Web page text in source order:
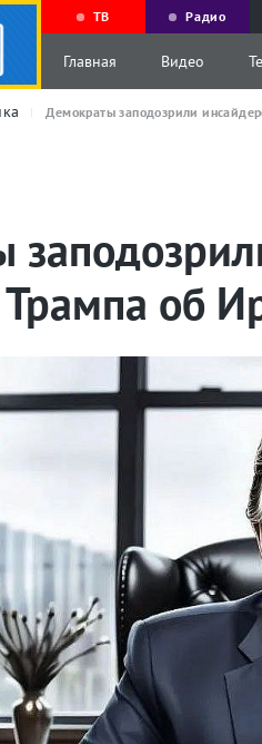
ТВ Радио
Главная Видео
Демократы заподозрили
об